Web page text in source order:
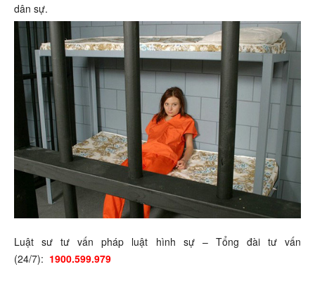
dân sự.
Luật sư tư vấn pháp luật hình sự – Tổng đài tư vấn
(24/7): 1900.599.979